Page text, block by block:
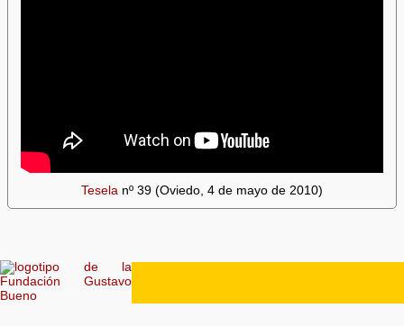
Tesela nº 39 (Oviedo, 4 de mayo de 2010)